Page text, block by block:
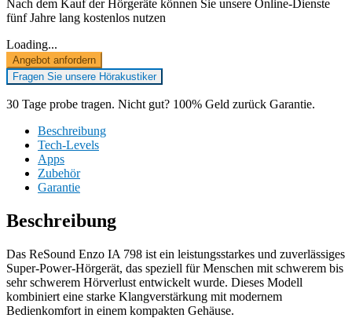
Nach dem Kauf der Hörgeräte können Sie unsere Online-Dienste
fünf Jahre lang kostenlos nutzen
Loading...
Angebot anfordern
Fragen Sie unsere Hörakustiker
30 Tage probe tragen. Nicht gut? 100% Geld zurück Garantie.
Beschreibung
Tech-Levels
Apps
Zubehör
Garantie
Beschreibung
Das ReSound Enzo IA 798 ist ein leistungsstarkes und zuverlässiges
Super-Power-Hörgerät, das speziell für Menschen mit schwerem bis
sehr schwerem Hörverlust entwickelt wurde. Dieses Modell
kombiniert eine starke Klangverstärkung mit modernem
Bedienkomfort in einem kompakten Gehäuse.